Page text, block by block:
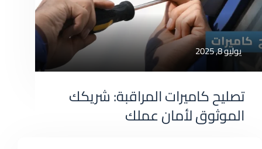
يوليو 8, 2025
تصليح كاميرات المراقبة: شريكك
الموثوق لأمان عملك